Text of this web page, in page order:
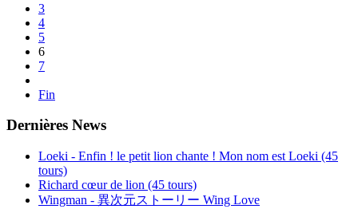
3
4
5
6
7
Fin
Dernières News
Loeki - Enfin ! le petit lion chante ! Mon nom est Loeki (45
tours)
Richard cœur de lion (45 tours)
Wingman - 異次元ストーリー Wing Love